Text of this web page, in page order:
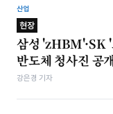
산업
현장
삼성 'zHBM'·SK
반도체 청사진 공
강은경 기자